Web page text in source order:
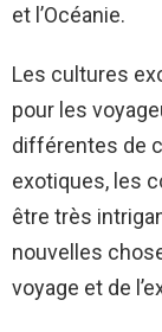
et l’Océanie.
Les cultures
pour les
différentes de
exotiques, les
être très
nouvelles
voyage et de